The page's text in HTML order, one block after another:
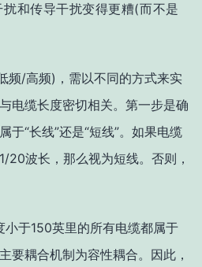
和传导干扰变得更糟(而不是
频/高频)，需以不同的方式来实
电缆长度密切相关。第一步是确
“长线”还是“短线”。 如果电缆
20波长，那么视为短线。否则，
于150英里的所有电缆都属于
要耦合机制为容性耦合。因此，